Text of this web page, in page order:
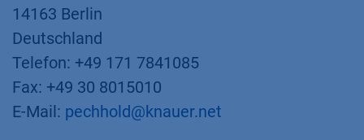
14163 Berlin
Deutschland
Telefon: +49 171 7841085
Fax: +49 30 8015010
E-Mail: pechhold@knauer.net